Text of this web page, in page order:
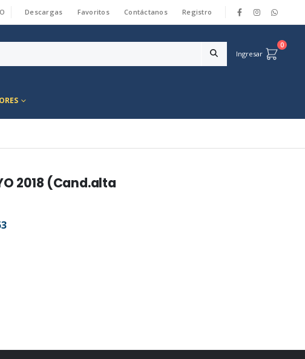
Descargas Favoritos Contáctanos Registro
Ingresar
0
2018 (Cand.alta